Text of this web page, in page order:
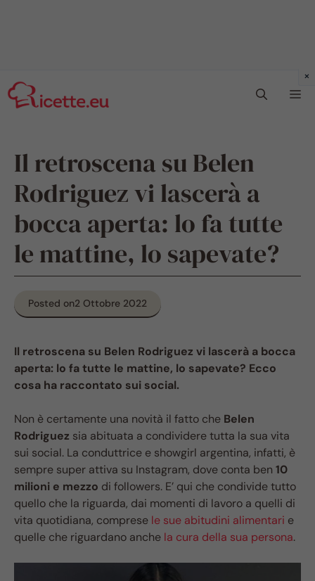
al
contenuto
Il retroscena su Belen
Rodriguez vi lascerà a
bocca aperta: lo fa tutte
le mattine, lo sapevate?
Posted on2 Ottobre 2022
Il retroscena su Belen Rodriguez vi lascerà a bocca
aperta: lo fa tutte le mattine, lo sapevate? Ecco
cosa ha raccontato sui social.
Non è certamente una novità il fatto che Belen
Rodriguez sia abituata a condividere tutta la sua vita
sui social. La conduttrice e showgirl argentina, infatti, è
sempre super attiva su Instagram, dove conta ben 10
milioni e mezzo di followers. E’ qui che condivide tutto
quello che la riguarda, dai momenti di lavoro a quelli di
vita quotidiana, comprese le sue abitudini alimentari e
quelle che riguardano anche la cura della sua persona.